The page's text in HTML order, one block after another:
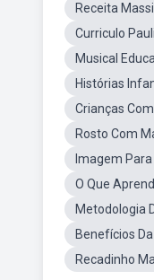
Receita
Curriculo
Musical
Histórias
Crianças
Rosto Com
Imagem
O Que
Metodologia
Benefícios
Recadinho